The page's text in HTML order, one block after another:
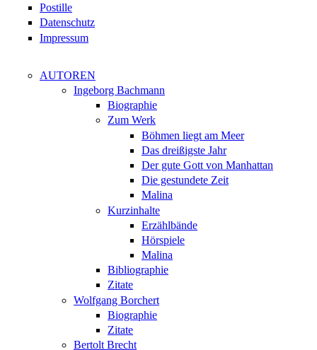
Postille
Datenschutz
Impressum
AUTOREN
Ingeborg Bachmann
Biographie
Zum Werk
Böhmen liegt am Meer
Das dreißigste Jahr
Der gute Gott von Manhattan
Die gestundete Zeit
Malina
Kurzinhalte
Erzählbände
Hörspiele
Malina
Bibliographie
Zitate
Wolfgang Borchert
Biographie
Zitate
Bertolt Brecht